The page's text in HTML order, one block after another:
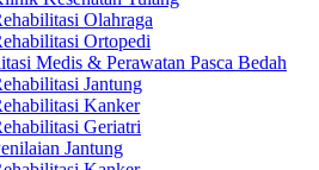
Olahraga
Ortopedi
Medis & Perawatan Pasca Bedah
Jantung
Kanker
Geriatri
Jantung